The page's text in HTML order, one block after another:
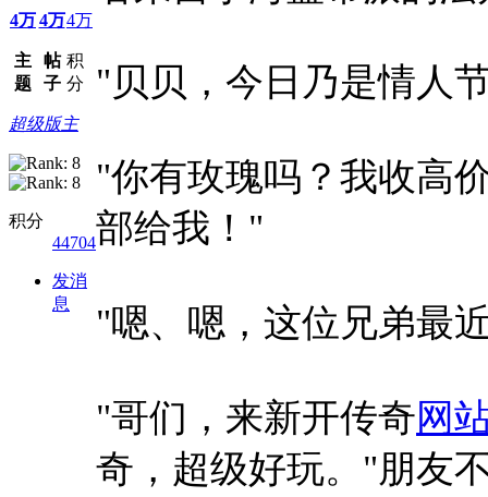
4万
主
题
4万
帖
子
4万
积
分
超级版主
积分
44704
发消
息
"贝贝，今日乃是情人
"你有玫瑰吗？我收高
部给我！"
"嗯、嗯，这位兄弟最
"哥们，来新开传奇网
奇，超级好玩。"朋友